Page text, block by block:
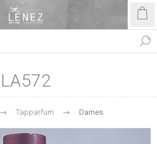
LA572
Tapparfum Dames